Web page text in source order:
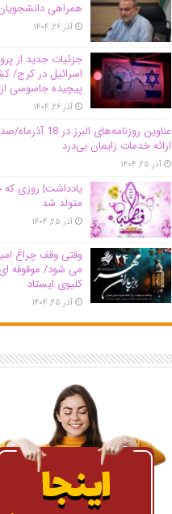
همراهی
آذر ۲۶, ۱۴۰۴
جزئیات جدید از
اسرائیل در کرج/‌
پیچیده جاسوسی
آذر ۲۶, ۱۴۰۴
عناوین روزنامه‌های
ارائه خدمات زایمان بی‌درد
آذر ۲۵, ۱۴۰۴
یادداشت| روزی که
متولد شد
آذر ۲۵, ۱۴۰۴
وقتی وقف چراغ
می شود/ موقوفه ای
کلیوی ایستاد
آذر ۲۵, ۱۴۰۴